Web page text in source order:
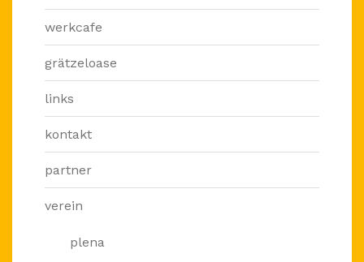
werkcafe
grätzeloase
links
kontakt
partner
verein
plena